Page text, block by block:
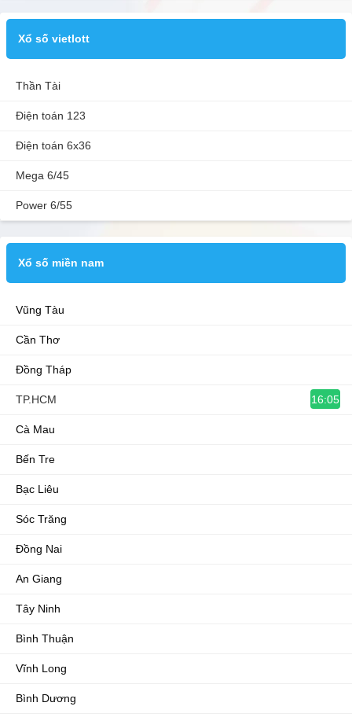
Xổ số vietlott
Thần Tài
Điện toán 123
Điện toán 6x36
Mega 6/45
Power 6/55
Xổ số miền nam
Vũng Tàu
Cần Thơ
Đồng Tháp
TP.HCM 16:05
Cà Mau
Bến Tre
Bạc Liêu
Sóc Trăng
Đồng Nai
An Giang
Tây Ninh
Bình Thuận
Vĩnh Long
Bình Dương